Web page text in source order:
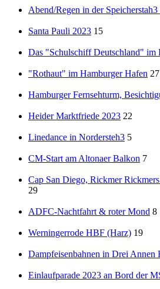
Abend/Regen in der
Santa Pauli 2023 15
Das "Schulschiff Deutschland" im
"Rothaut" im Hamburger Hafen 27
Hamburger Fernsehturm,
Heider Marktfriede 2023 22
Linedance in Nordersteh3 5
CM-Start am Altonaer Balkon 7
Cap San Diego, Rickmer
29
ADFC-Nachtfahrt & roter Mond 8
Werningerrode HBF (Harz) 19
Dampfeisenbahnen in Drei Annen
Einlaufparade 2023 an Bord der